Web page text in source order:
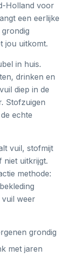
Holland voor
een eerlijke
jou uitkomt.
in huis.
drinken en
diep in de
Stofzuigen
echte
vuil, stofmijt
niet uitkrijgt.
methode:
vuil weer
grondig
met jaren